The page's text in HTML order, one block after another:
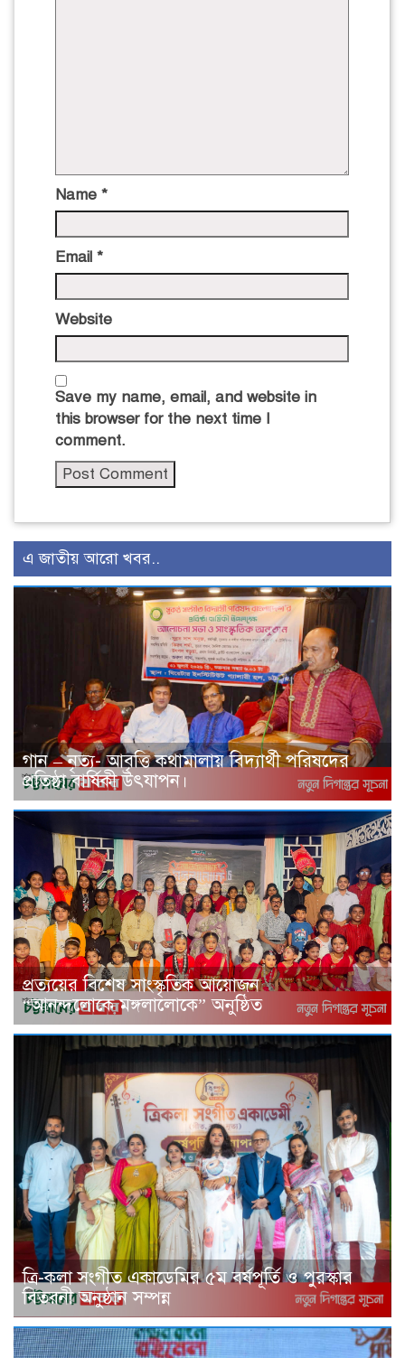
Name *
Email *
Website
Save my name, email, and website in
this browser for the next time I
comment.
এ জাতীয় আরো খবর..
গান – নৃত্য- আবৃত্তি কথামালায় বিদ্যার্থী পরিষদের
প্রতিষ্ঠা বার্ষিকী উৎযাপন।
প্রত্যয়ের বিশেষ সাংস্কৃতিক আয়োজন
“আনন্দলোকে মঙ্গলালোকে” অনুষ্ঠিত
ত্রি-কলা সংগীত একাডেমির ৫ম বর্ষপূর্তি ও পুরস্কার
বিতরনী অনুষ্ঠান সম্পন্ন